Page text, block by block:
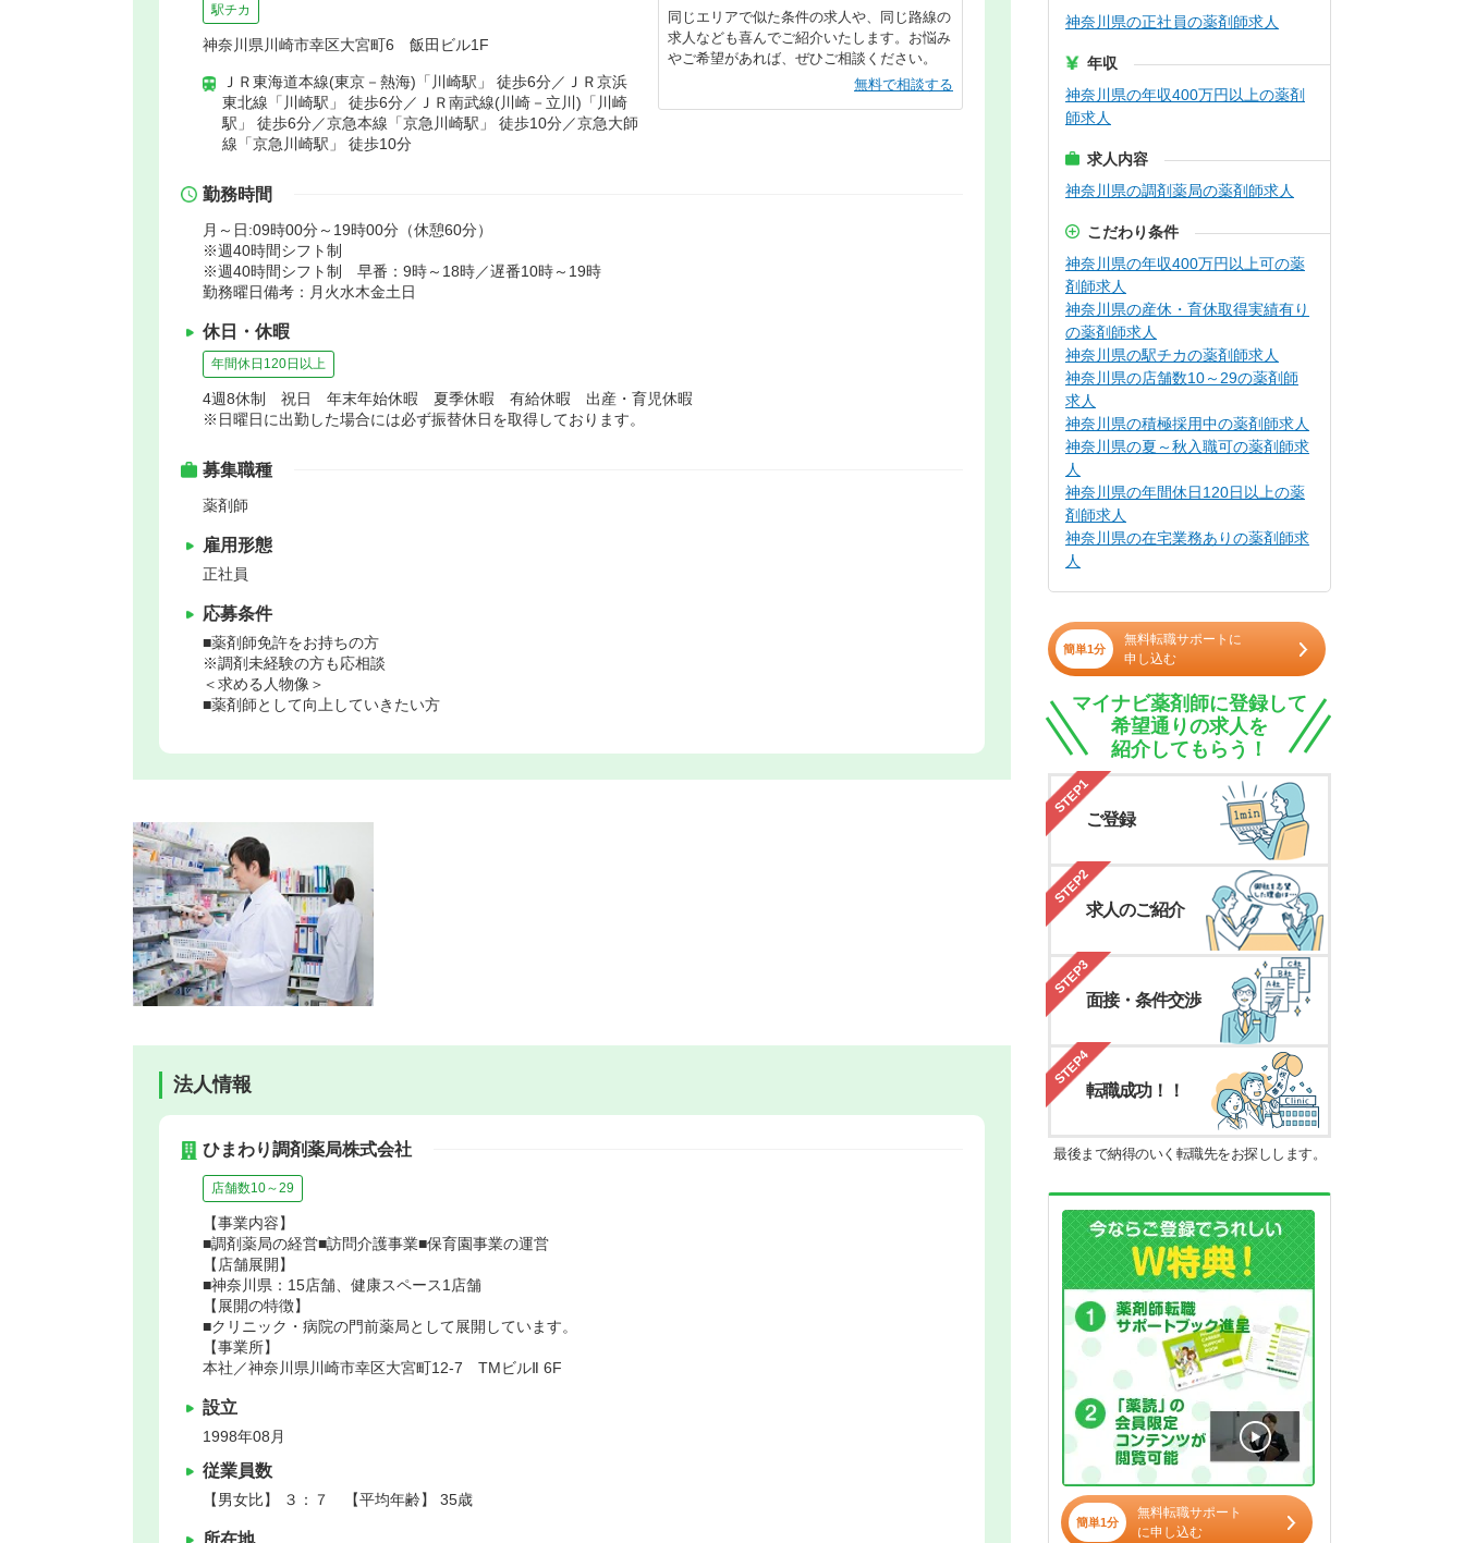
駅チカ
神奈川県川崎市幸区大宮町6 飯田ビル1F
ＪＲ東海道本線(東京－熱海)「川崎駅」 徒歩6分／ＪＲ京浜
東北線「川崎駅」 徒歩6分／ＪＲ南武線(川崎－立川)「川崎
駅」 徒歩6分／京急本線「京急川崎駅」 徒歩10分／京急大師
線「京急川崎駅」 徒歩10分
同じエリアで似た条件の求人や、同じ路線の
求人なども喜んでご紹介いたします。お悩み
やご希望があれば、ぜひご相談ください。
無料で相談する
勤務時間
月～日:09時00分～19時00分（休憩60分）
※週40時間シフト制
※週40時間シフト制 早番：9時～18時／遅番10時～19時
勤務曜日備考：月火水木金土日
休日・休暇
年間休日120日以上
4週8休制 祝日 年末年始休暇 夏季休暇 有給休暇 出産・育児休暇
※日曜日に出勤した場合には必ず振替休日を取得しております。
募集職種
薬剤師
雇用形態
正社員
応募条件
■薬剤師免許をお持ちの方
※調剤未経験の方も応相談
＜求める人物像＞
■薬剤師として向上していきたい方
法人情報
ひまわり調剤薬局株式会社
店舗数10～29
【事業内容】
■調剤薬局の経営■訪問介護事業■保育園事業の運営
【店舗展開】
■神奈川県：15店舗、健康スペース1店舗
【展開の特徴】
■クリニック・病院の門前薬局として展開しています。
【事業所】
本社／神奈川県川崎市幸区大宮町12-7 TMビルⅡ 6F
設立
1998年08月
従業員数
【男女比】 ３：７ 【平均年齢】 35歳
所在地
神奈川県の正社員の薬剤師求人
年収
神奈川県の年収400万円以上の薬剤
師求人
求人内容
神奈川県の調剤薬局の薬剤師求人
こだわり条件
神奈川県の年収400万円以上可の薬
剤師求人
神奈川県の産休・育休取得実績有り
の薬剤師求人
神奈川県の駅チカの薬剤師求人
神奈川県の店舗数10～29の薬剤師
求人
神奈川県の積極採用中の薬剤師求人
神奈川県の夏～秋入職可の薬剤師求
人
神奈川県の年間休日120日以上の薬
剤師求人
神奈川県の在宅業務ありの薬剤師求
人
簡単1分
無料転職サポートに
申し込む
マイナビ薬剤師に登録して
希望通りの求人を
紹介してもらう！
STEP1
ご登録
STEP2
求人のご紹介
STEP3
面接・条件交渉
STEP4
転職成功！！
最後まで納得のいく転職先をお探しします。
簡単1分
無料転職サポート
に申し込む